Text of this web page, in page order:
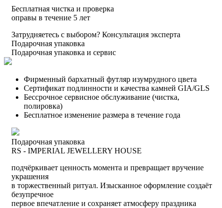
Бесплатная чистка и проверка
оправы в течение 5 лет
Затрудняетесь с выбором? Консультация эксперта
Подарочная упаковка
Подарочная упаковка и сервис
Фирменный бархатный футляр изумрудного цвета
Сертификат подлинности и качества камней GIA/GLS
Бессрочное сервисное обслуживание (чистка,
полировка)
Бесплатное изменение размера в течение года
Подарочная упаковка
RS - IMPERIAL JEWELLERY HOUSE
подчёркивает ценность момента и превращает вручение
украшения
в торжественный ритуал. Изысканное оформление создаёт
безупречное
первое впечатление и сохраняет атмосферу праздника